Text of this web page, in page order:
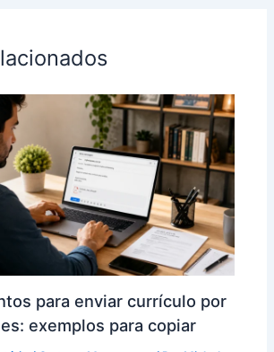
para enviar currículo por
exemplos para copiar